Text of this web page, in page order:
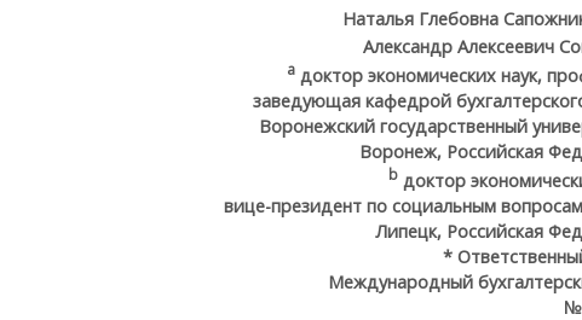
Наталья Глебовна
Александр Алексеевич
aдоктор экономических наук,
заведующая кафедрой
Воронежский государственный
Воронеж, Российская
bдоктор
вице-президент по социальным
Липецк, Российская
*
Международный